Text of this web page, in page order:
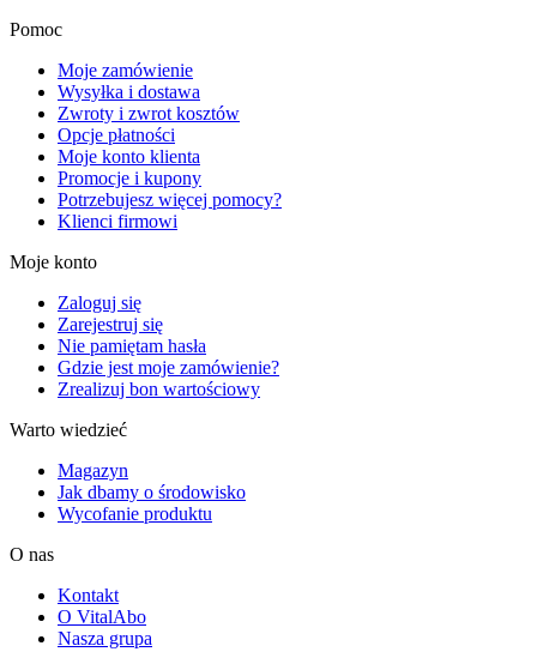
Pomoc
Moje zamówienie
Wysyłka i dostawa
Zwroty i zwrot kosztów
Opcje płatności
Moje konto klienta
Promocje i kupony
Potrzebujesz więcej pomocy?
Klienci firmowi
Moje konto
Zaloguj się
Zarejestruj się
Nie pamiętam hasła
Gdzie jest moje zamówienie?
Zrealizuj bon wartościowy
Warto wiedzieć
Magazyn
Jak dbamy o środowisko
Wycofanie produktu
O nas
Kontakt
O VitalAbo
Nasza grupa